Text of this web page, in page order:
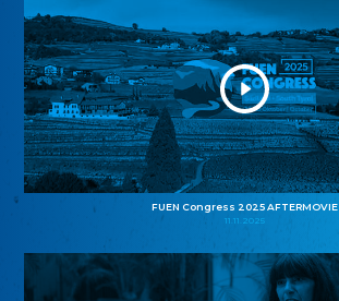
FUEN Congress 2025 AFTERMOVIE
11.11.2025